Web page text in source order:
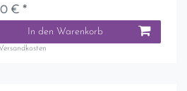
€ *
In den Warenkorb
Versandkosten